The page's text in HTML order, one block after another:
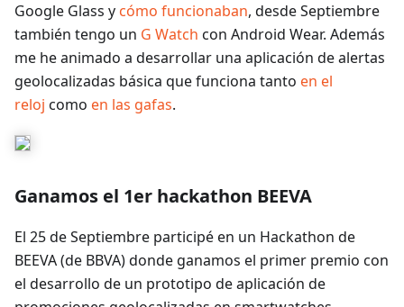
Google Glass y cómo funcionaban, desde Septiembre
también tengo un G Watch con Android Wear. Además
me he animado a desarrollar una aplicación de alertas
geolocalizadas básica que funciona tanto en el
reloj como en las gafas.
Ganamos el 1er hackathon BEEVA
El 25 de Septiembre participé en un Hackathon de
BEEVA (de BBVA) donde ganamos el primer premio con
el desarrollo de un prototipo de aplicación de